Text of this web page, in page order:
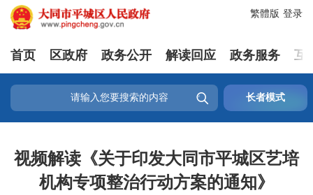
登录
繁體版
首页 区政府 政务公开 解读回应 政务服务 互
 长者模式
视频解读《关于印发大同市平城区艺培
机构专项整治行动方案的通知》